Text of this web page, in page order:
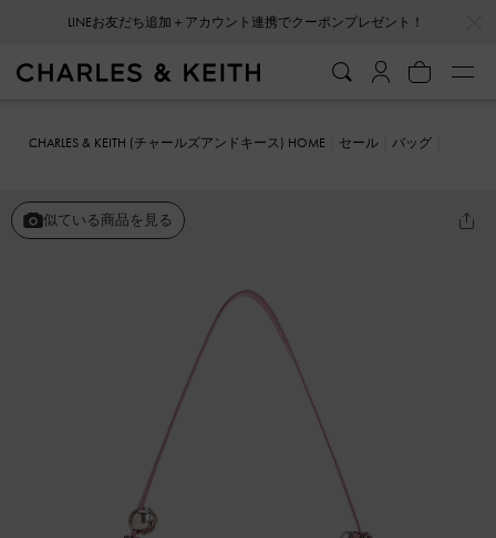
LINEお友だち追加＋アカウント連携でクーポンプレゼント！
CHARLES & KEITH (チャールズアンドキース) HOME セール
バッグ
似ている商品を見る